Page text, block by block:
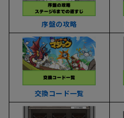
序盤の攻略
交換コード一覧